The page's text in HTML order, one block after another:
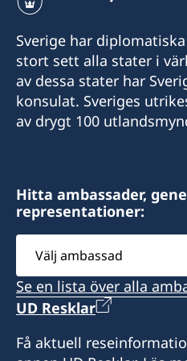
+241 (0) 65498787
E-post:
swedenlbv@gmail.com
Besöksadress:
Honorärkonsul
Wilhelmina Van De Ven
Sverige har
stort sett alla stater i
av dessa stater har
konsulat. Sveriges
av drygt 100
Hitta ambassader,
representationer:
Välj
ambassad
Se en lista över alla
UD Resklar
Få aktuell